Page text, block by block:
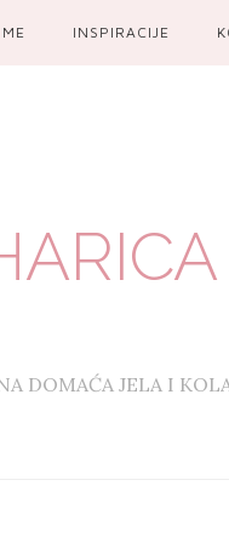
INSPIRACIJE
DOMAĆA JELA I